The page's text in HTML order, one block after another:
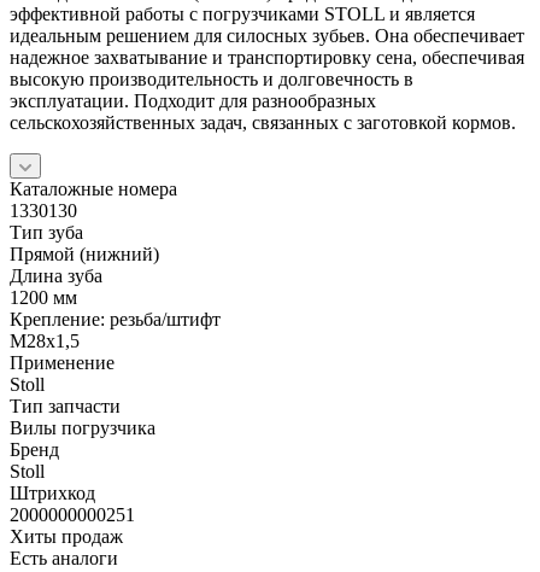
эффективной работы с погрузчиками STOLL и является
идеальным решением для силосных зубьев. Она обеспечивает
надежное захватывание и транспортировку сена, обеспечивая
высокую производительность и долговечность в
эксплуатации. Подходит для разнообразных
сельскохозяйственных задач, связанных с заготовкой кормов.
Каталожные номера
1330130
Тип зуба
Прямой (нижний)
Длина зуба
1200 мм
Крепление: резьба/штифт
M28x1,5
Применение
Stoll
Тип запчасти
Вилы погрузчика
Бренд
Stoll
Штрихкод
2000000000251
Хиты продаж
Есть аналоги